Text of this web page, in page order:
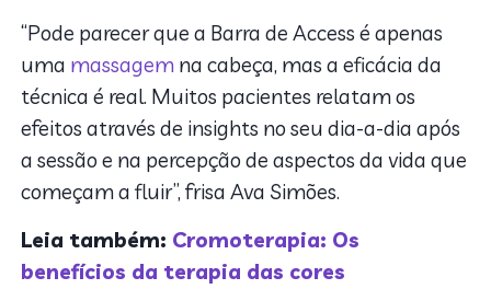
“Pode parecer que a Barra de Access é apenas
uma massagem na cabeça, mas a eficácia da
técnica é real. Muitos pacientes relatam os
efeitos através de insights no seu dia-a-dia após
a sessão e na percepção de aspectos da vida que
começam a fluir”, frisa Ava Simões.
Leia também: Cromoterapia: Os
benefícios da terapia das cores